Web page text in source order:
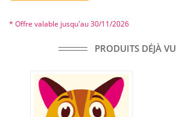
* Offre valable jusqu'au 30/11/2026
PRODUITS DÉJÀ VU